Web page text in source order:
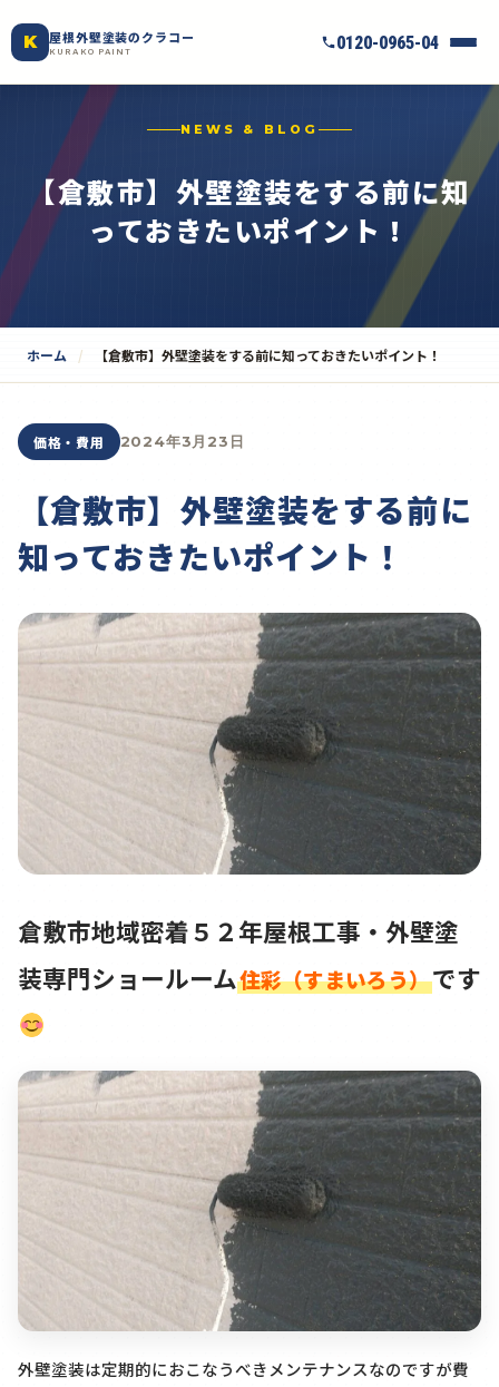
K 屋根外壁塗装のクラコー
KURAKO PAINT 0120-0965-04
NEWS & BLOG
【倉敷市】外壁塗装をする前に知
っておきたいポイント！
ホーム 【倉敷市】外壁塗装をする前に知っておきたいポイント！
価格・費用 2024年3月23日
【倉敷市】外壁塗装をする前に
知っておきたいポイント！
倉敷市地域密着５２年屋根工事・外壁塗
装専門ショールーム住彩（すまいろう）です
外壁塗装は定期的におこなうべきメンテナンスなのですが費